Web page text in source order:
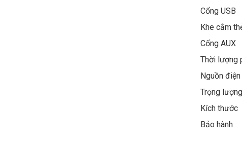
Cổng USB
Khe cắm
Cống AUX
Thời lượng
Nguồn điện
Trọng
Kích thước
Bảo hành